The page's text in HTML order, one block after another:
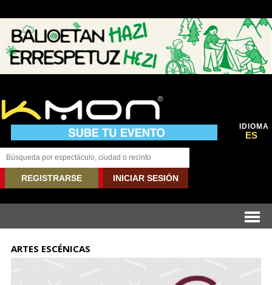
IDIOMA
ES
REGISTRARSE INICIAR SESIÓN
ARTES ESCÉNICAS